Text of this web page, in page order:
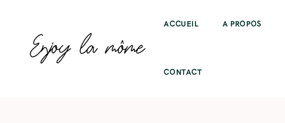
ACCUEIL A PROPOS
CONTACT